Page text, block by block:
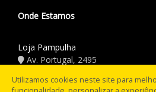
Onde Estamos
Loja Pampulha
Av. Portugal, 2495
Utilizamos cookies neste site para